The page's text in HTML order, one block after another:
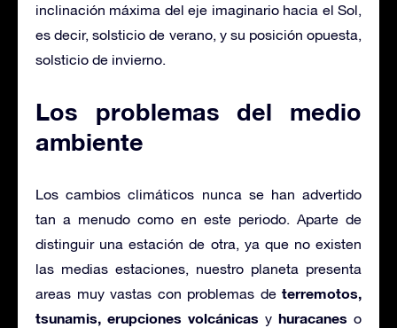
inclinación máxima del eje imaginario hacia el Sol,
es decir, solsticio de verano, y su posición opuesta,
solsticio de invierno.
Los problemas del medio
ambiente
Los cambios climáticos nunca se han advertido
tan a menudo como en este periodo. Aparte de
distinguir una estación de otra, ya que no existen
las medias estaciones, nuestro planeta presenta
areas muy vastas con problemas de terremotos,
tsunamis, erupciones volcánicas y huracanes o